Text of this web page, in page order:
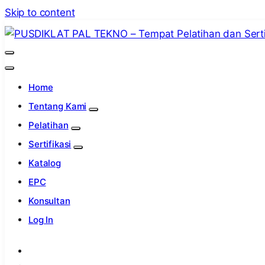
Skip to content
PUSDIKLAT PAL TEKNO –
Home
Tentang Kami
Pelatihan
Sertifikasi
Katalog
EPC
Konsultan
Log In